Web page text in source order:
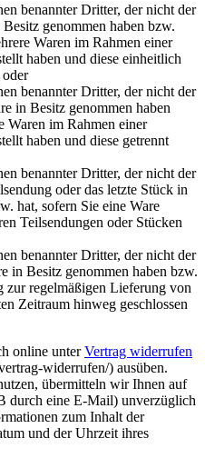
benannter Dritter, der nicht der
genommen haben bzw.
Waren im Rahmen einer
haben und diese einheitlich
benannter Dritter, der nicht der
in Besitz genommen haben
Waren im Rahmen einer
haben und diese getrennt
benannter Dritter, der nicht der
oder das letzte Stück in
hat, sofern Sie eine Ware
Teilsendungen oder Stücken
benannter Dritter, der nicht der
in Besitz genommen haben bzw.
zur regelmäßigen Lieferung von
Zeitraum hinweg geschlossen
online unterVertrag widerrufen
widerrufen/) ausüben.
übermitteln wir Ihnen auf
durch eine E-Mail) unverzüglich
zum Inhalt der
und der Uhrzeit ihres